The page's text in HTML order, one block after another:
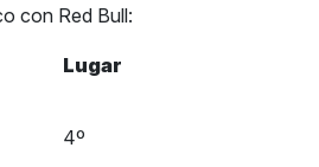
con Red Bull:
Lugar
4º